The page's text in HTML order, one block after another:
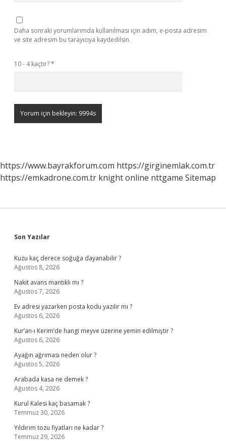
Daha sonraki yorumlarımda kullanılması için adım, e-posta adresim
ve site adresim bu tarayıcıya kaydedilsin.
10 - 4 kaçtır?*
https://www.bayrakforum.com https://girginemlak.com.tr
https://emkadrone.com.tr knight online nttgame Sitemap
Sidebar
Son Yazılar
Kuzu kaç derece soğuğa dayanabilir ?
Ağustos 8, 2026
Nakit avans mantıklı mı ?
Ağustos 7, 2026
Ev adresi yazarken posta kodu yazılır mı ?
Ağustos 6, 2026
Kur’an-ı Kerim’de hangi meyve üzerine yemin edilmiştir ?
Ağustos 6, 2026
Ayağın ağrıması neden olur ?
Ağustos 5, 2026
Arabada kasa ne demek ?
Ağustos 4, 2026
Kurul Kalesi kaç basamak ?
Temmuz 30, 2026
Yıldırım tozu fiyatları ne kadar ?
Temmuz 29, 2026